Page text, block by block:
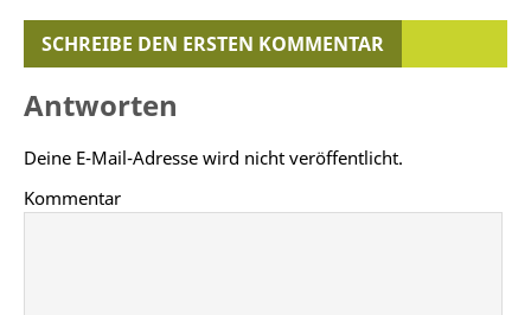
SCHREIBE DEN ERSTEN KOMMENTAR
Antworten
Deine E-Mail-Adresse wird nicht veröffentlicht.
Kommentar